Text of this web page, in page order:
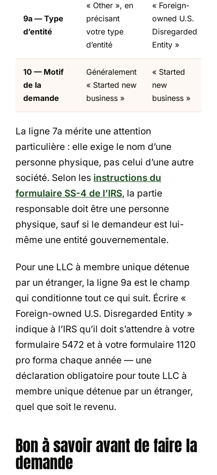
9a — Type
d’entité
« Other », en
précisant
votre type
d’entité
« Foreign-
owned U.S.
Disregarded
Entity »
10 — Motif
de la
demande
Généralement
« Started new
business »
« Started
new
business »
La ligne 7a mérite une attention
particulière : elle exige le nom d’une
personne physique, pas celui d’une autre
société. Selon les instructions du
formulaire SS-4 de l’IRS, la partie
responsable doit être une personne
physique, sauf si le demandeur est lui-
même une entité gouvernementale.
Pour une LLC à membre unique détenue
par un étranger, la ligne 9a est le champ
qui conditionne tout ce qui suit. Écrire «
Foreign-owned U.S. Disregarded Entity »
indique à l’IRS qu’il doit s’attendre à votre
formulaire 5472 et à votre formulaire 1120
pro forma chaque année — une
déclaration obligatoire pour toute LLC à
membre unique détenue par un étranger,
quel que soit le revenu.
Bon à savoir avant de faire la
demande